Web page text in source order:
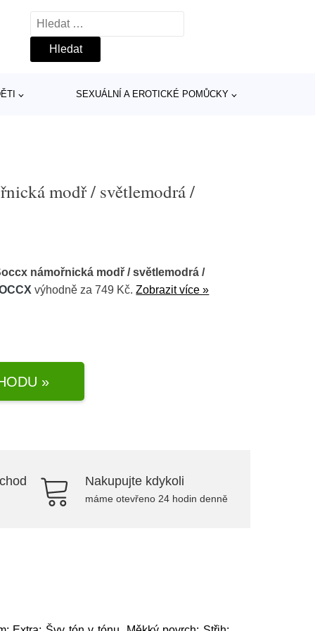
Vyhledávání
SEXUÁLNÍ A EROTICKÉ POMŮCKY
modř / světlemodrá /
námořnická modř / světlemodrá /
výhodně za 749 Kč.Zobrazit více »
»
Nakupujte kdykoli
máme otevřeno 24 hodin denně